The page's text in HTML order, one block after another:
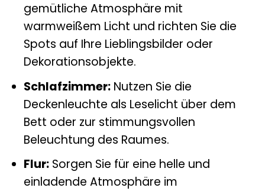
gemütliche Atmosphäre mit
warmweißem Licht und richten Sie die
Spots auf Ihre Lieblingsbilder oder
Dekorationsobjekte.
Schlafzimmer:Nutzen Sie die
Deckenleuchte als Leselicht über dem
Bett oder zur stimmungsvollen
Beleuchtung des Raumes.
Flur:Sorgen Sie für eine helle und
einladende Atmosphäre im